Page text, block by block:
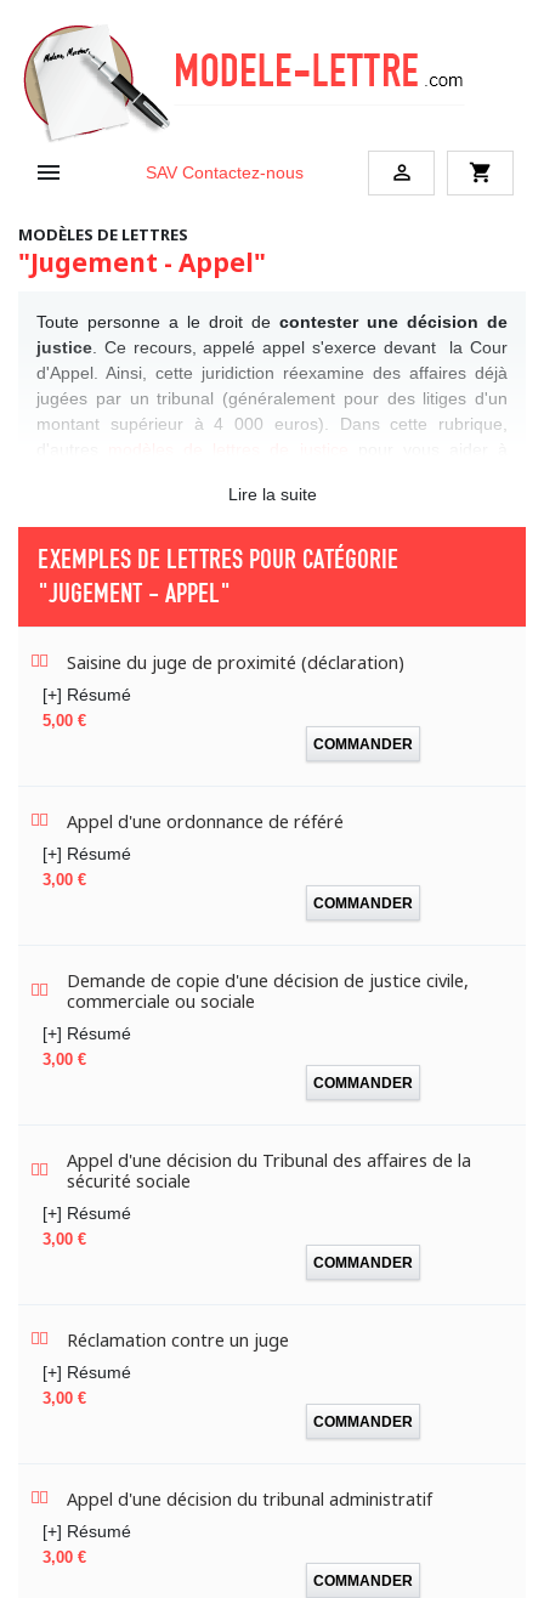
 SAV Contactez-nous  shopping_cart
MODÈLES DE LETTRES
"Jugement - Appel"
Toute personne a le droit de contester une décision de
justice . Ce recours, appelé appel s'exerce devant la Cour
d'Appel. Ainsi, cette juridiction réexamine des affaires déjà
jugées par un tribunal (généralement pour des litiges d'un
montant supérieur à 4 000 euros). Dans cette rubrique,
jugement, s'informer sur une affaire en cours,...
Lire la suite
EXEMPLES DE LETTRES POUR CATÉGORIE
"JUGEMENT - APPEL"
Saisine du juge de proximité (déclaration)
[+] Résumé
Prix
5,00 €
COMMANDER
Appel d'une ordonnance de référé
[+] Résumé
Prix
3,00 €
COMMANDER
Demande de copie d'une décision de justice civile,
commerciale ou sociale
[+] Résumé
Prix
3,00 €
COMMANDER
Appel d'une décision du Tribunal des affaires de la
sécurité sociale
[+] Résumé
Prix
3,00 €
COMMANDER
Réclamation contre un juge
[+] Résumé
Prix
3,00 €
COMMANDER
Appel d'une décision du tribunal administratif
[+] Résumé
Prix
3,00 €
COMMANDER